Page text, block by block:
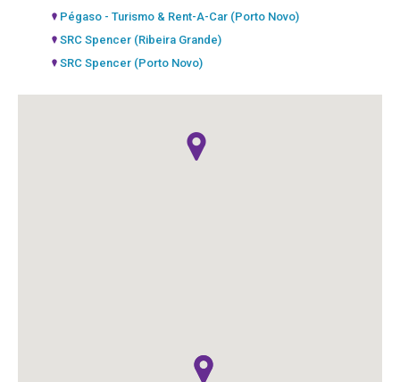
Pégaso - Turismo & Rent-A-Car (Porto Novo)
SRC Spencer (Ribeira Grande)
SRC Spencer (Porto Novo)